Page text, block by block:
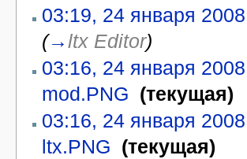
03:19, 24 января 2008
(→ltx Editor)
03:16, 24 января 2008
mod.PNG (текущая)
03:16, 24 января 2008
ltx.PNG (текущая)